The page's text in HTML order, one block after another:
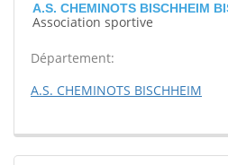
A.S. CHEMINOTS BISCHHEIM
Association sportive
Département:
A.S. CHEMINOTS BISCHHEIM